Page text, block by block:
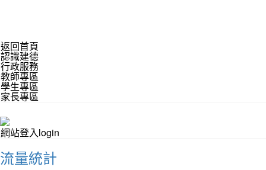
返回首頁
認識建德
行政服務
教師專區
學生專區
家長專區
網站登入login
流量統計